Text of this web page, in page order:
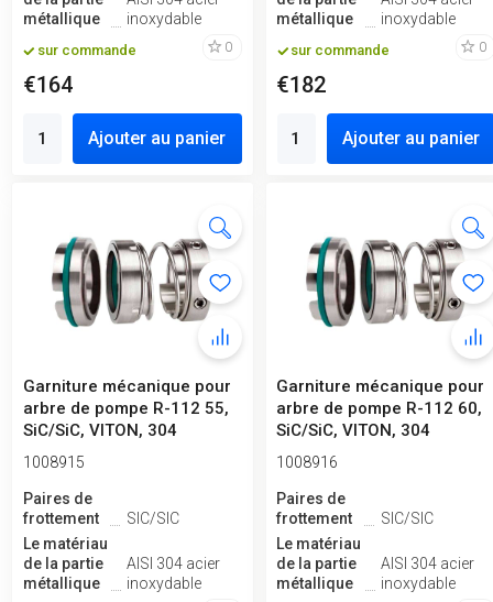
métallique
inoxydable
sur commande 0
€164
Ajouter au panier
métallique
inoxydable
sur commande 0
€182
Ajouter au panier
Garniture mécanique pour
arbre de pompe R-112 55,
SiC/SiC, VITON, 304
1008915
Paires de
frottement
SIC/SIC
Le matériau
de la partie
métallique
AISI 304 acier
inoxydable
Garniture mécanique pour
arbre de pompe R-112 60,
SiC/SiC, VITON, 304
1008916
Paires de
frottement
SIC/SIC
Le matériau
de la partie
métallique
AISI 304 acier
inoxydable